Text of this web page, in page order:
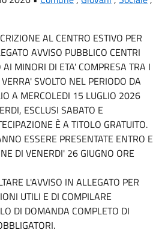
AL CENTRO ESTIVO PER
AVVISO PUBBLICO CENTRI
MINORI DI ETA' COMPRESA TRA I
SVOLTO NEL PERIODO DA
A MERCOLEDI 15 LUGLIO 2026
ESCLUSI SABATO E
È A TITOLO GRATUITO.
ESSERE PRESENTATE ENTRO E
DI VENERDI' 26 GIUGNO ORE
L'AVVISO IN ALLEGATO PER
UTILI E DI COMPILARE
DI DOMANDA COMPLETO DI